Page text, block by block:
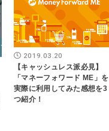
2019.03.20
【キャッシュレス派必見】
「マネーフォワード ME」を
実際に利用してみた感想を3
つ紹介！